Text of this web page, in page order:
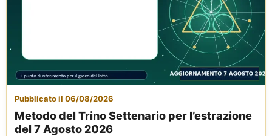
Pubblicato il 06/08/2026
Metodo del Trino Settenario per l’estrazione
del 7 Agosto 2026